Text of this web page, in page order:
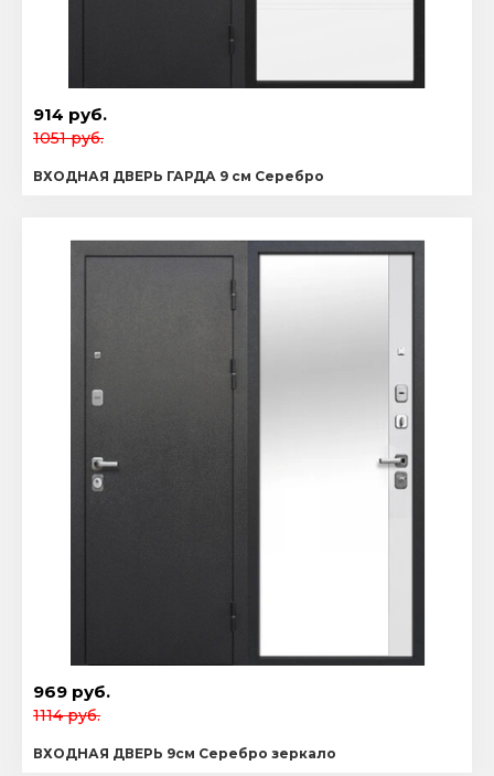
914 руб.
1051 руб.
ВХОДНАЯ ДВЕРЬ ГАРДА 9 см Серебро
969 руб.
1114 руб.
ВХОДНАЯ ДВЕРЬ 9см Серебро зеркало